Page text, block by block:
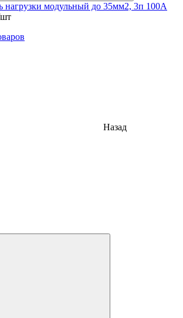
нагрузки модульный до 35мм2, 3п 100А
Назад